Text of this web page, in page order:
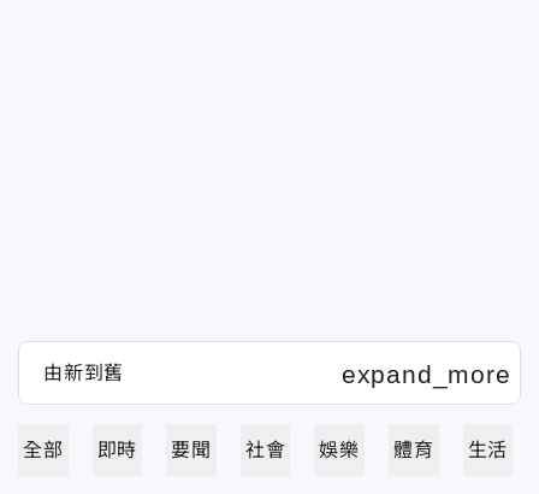
全部 即時 要聞 社會 娛樂 體育 生活